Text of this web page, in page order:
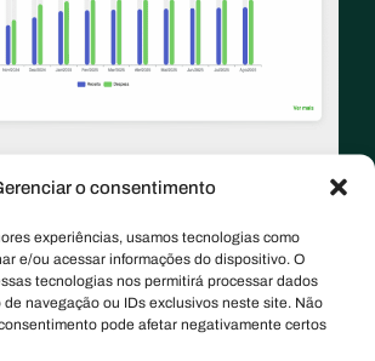
o consentimento
experiências, usamos tecnologias como
e/ou acessar informações do dispositivo. O
tecnologias nos permitirá processar dados
navegação ou IDs exclusivos neste site. Não
pode afetar negativamente certos
o orçado x realizado de forma
por conta e por centro de resultado, além
e o realizado mês a mês, de
para toda a fazenda.